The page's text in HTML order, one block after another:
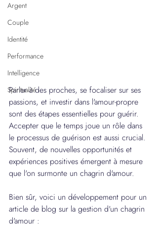
Argent
Couple
Identité
Performance
Intelligence
Spiritualité
Parler à des proches, se focaliser sur ses
passions, et investir dans l'amour-propre
sont des étapes essentielles pour guérir.
Accepter que le temps joue un rôle dans
le processus de guérison est aussi crucial.
Souvent, de nouvelles opportunités et
expériences positives émergent à mesure
que l'on surmonte un chagrin d'amour.
Bien sûr, voici un développement pour un
article de blog sur la gestion d'un chagrin
d'amour :